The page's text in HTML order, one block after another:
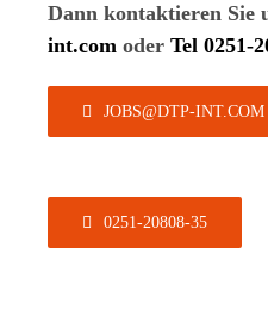
Dann kontaktieren Sie
int.com oder Tel 0251-
JOBS@DTP-INT.COM
0251-20808-35